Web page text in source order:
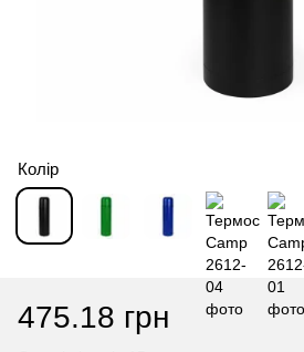
Колір
475.18 грн